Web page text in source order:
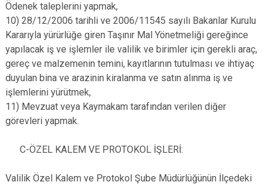
Ödenek taleplerini yapmak,
10) 28/12/2006 tarihli ve 2006/11545 sayılı Bakanlar Kurulu
Kararıyla yürürlüğe giren Taşınır Mal Yönetmeliği gereğince
yapılacak iş ve işlemler ile valilik ve birimler için gerekli araç,
gereç ve malzemenin temini, kayıtlarının tutulması ve ihtiyaç
duyulan bina ve arazinin kiralanma ve satın alınma iş ve
işlemlerini yürütmek,
11) Mevzuat veya Kaymakam tarafından verilen diğer
görevleri yapmak.
C-ÖZEL KALEM VE PROTOKOL İŞLERİ:
Valilik Özel Kalem ve Protokol Şube Müdürlüğünün İlçedeki